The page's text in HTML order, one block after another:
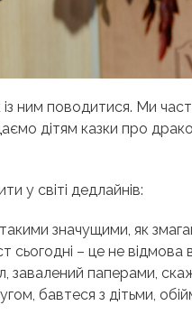
ним поводитися. Ми
дітям казки про
у світі дедлайнів:
значущими, як
сьогодні – це не відмова
завалений паперами,
бавтеся з дітьми,